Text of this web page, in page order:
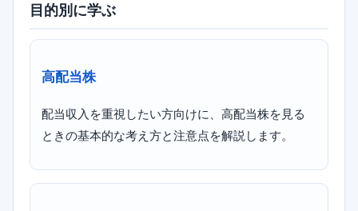
目的別に学ぶ
高配当株
配当収入を重視したい方向けに、高配当株を見る
ときの基本的な考え方と注意点を解説します。